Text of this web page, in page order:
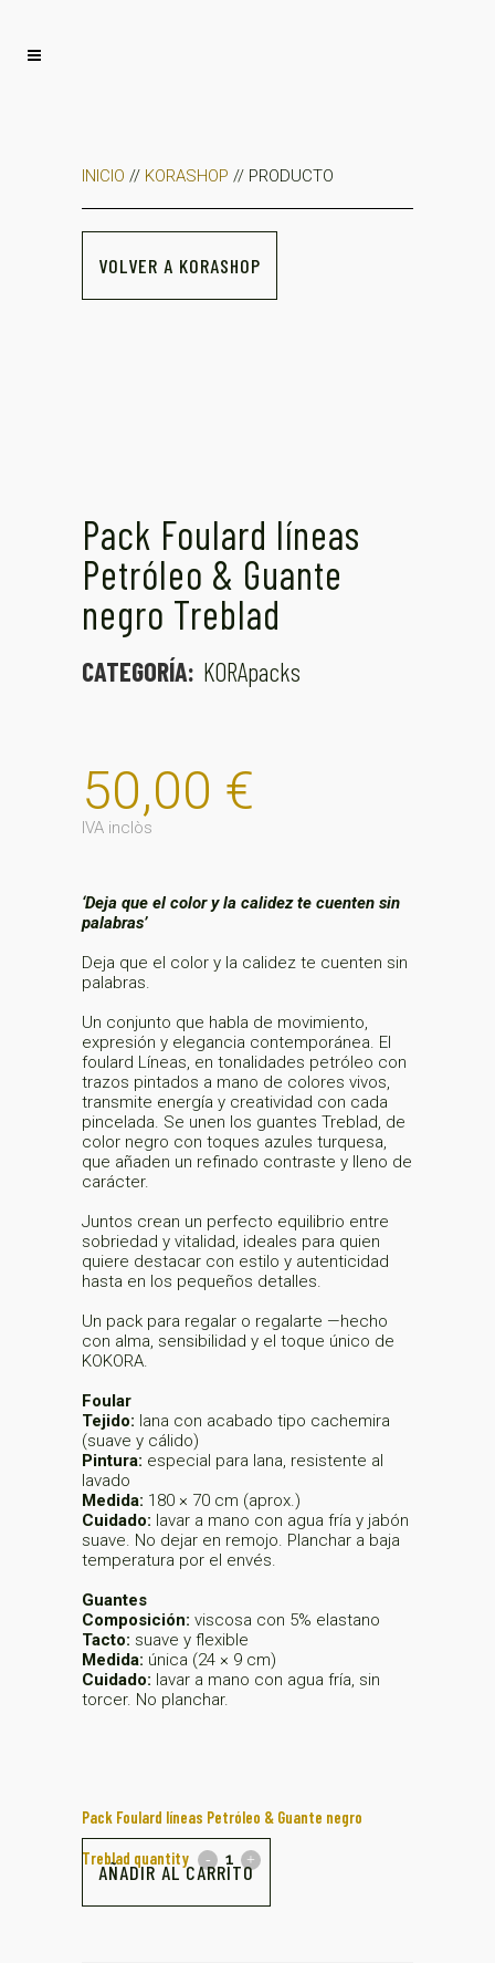
INICIO // KORASHOP // PRODUCTO
VOLVER A KORASHOP
Pack Foulard líneas
Petróleo & Guante
negro Treblad
CATEGORÍA: KORApacks
50,00 €
IVA inclòs
‘Deja que el color y la calidez te cuenten sin
palabras’
Deja que el color y la calidez te cuenten sin
palabras.
Un conjunto que habla de movimiento,
expresión y elegancia contemporánea. El
foulard Líneas, en tonalidades petróleo con
trazos pintados a mano de colores vivos,
transmite energía y creatividad con cada
pincelada. Se unen los guantes Treblad, de
color negro con toques azules turquesa,
que añaden un refinado contraste y lleno de
carácter.
Juntos crean un perfecto equilibrio entre
sobriedad y vitalidad, ideales para quien
quiere destacar con estilo y autenticidad
hasta en los pequeños detalles.
Un pack para regalar o regalarte —hecho
con alma, sensibilidad y el toque único de
KOKORA.
Foular
Tejido: lana con acabado tipo cachemira
(suave y cálido)
Pintura: especial para lana, resistente al
lavado
Medida: 180 × 70 cm (aprox.)
Cuidado: lavar a mano con agua fría y jabón
suave. No dejar en remojo. Planchar a baja
temperatura por el envés.
Guantes
Composición: viscosa con 5% elastano
Tacto: suave y flexible
Medida: única (24 × 9 cm)
Cuidado: lavar a mano con agua fría, sin
torcer. No planchar.
Pack Foulard líneas Petróleo & Guante negro
Treblad quantity
AÑADIR AL CARRITO